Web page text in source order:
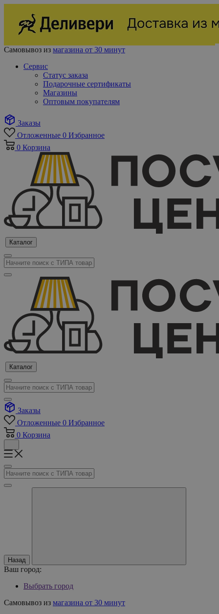
Самовывоз из магазина от 30 минут
Сервис
Статус заказа
Подарочные сертификаты
Магазины
Оптовым покупателям
Заказы
Отложенные 0 Избранное
0 Корзина
Каталог
Каталог
Заказы
Отложенные 0 Избранное
0 Корзина
Назад
Ваш город:
Выбрать город
Самовывоз из магазина от 30 минут